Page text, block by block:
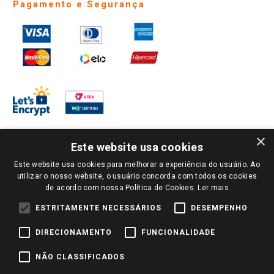
Pagamento e Segurança
PARA VER OS PREÇOS DA SUA REGIÃO, FAÇA LOGIN E SELECIONE A LOJA DE
SUA PREFERÊNCIA. SOMENTE APÓS O LOGIN, OS PREÇOS DA SUA REGIÃO OU
LOJA SERÃO CARREGADOS.
TODOS OS PREÇOS E CONDIÇÕES COMERCIAIS DESTE SITE SÃO VÁLIDOS APENAS
PARA COMPRAS REALIZADAS NO GIASSI.COM.BR E NA LOJA SELECIONADA
PREÇOS PARA AS VENDAS ONLINE DIVULGADOS NO SITE PREVALECEM ANTE
COMUNICAÇÃO E SITES DE BUSCAS.
2022 COPYRIGHT - GIASSI SUPERMERCADOS. TODOS OS DIREITOS RESERVADOS.
×
Este website usa cookies
Este website usa cookies para melhorar a experiência do usuário. Ao
utilizar o nosso website, o usuário concorda com todos os cookies
de acordo com nossa Política de Cookies. Ler mais
ESTRITAMENTE NECESSÁRIOS DESEMPENHO
DIRECIONAMENTO FUNCIONALIDADE
NÃO CLASSIFICADOS